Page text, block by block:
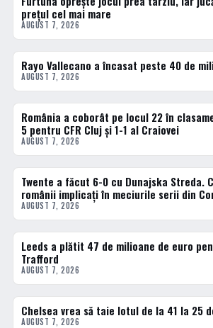
prețul cel mai mare
AUGUST 7, 2026
FOTBAL EXTERN
Rayo Vallecano a încasat peste 40 de
AUGUST 7, 2026
FOTBAL EXTERN
România a coborât pe locul 22 în
5 pentru CFR Cluj și 1-1 al Craiovei
AUGUST 7, 2026
FOTBAL EXTERN
Twente a făcut 6-0 cu Dunajska Streda.
românii implicați în meciurile serii din
AUGUST 7, 2026
FOTBAL EXTERN
Leeds a plătit 47 de milioane de euro
Trafford
AUGUST 7, 2026
FOTBAL EXTERN
Chelsea vrea să taie lotul de la 41 la 25
AUGUST 7, 2026